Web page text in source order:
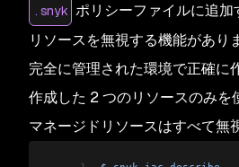
.snyk ポリシーファイルに追
リソースを無視する機能があり
完全に管理された環境で正確に
作成した 2 つのリソースのみを
マネージドリソースはすべて無